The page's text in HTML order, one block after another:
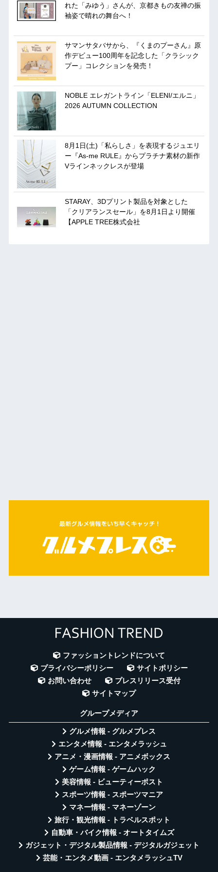
れた「みゆう」さんが、京都きもの友禅の振
袖姿で晴れの舞台へ！
サマンサタバサから、『くまのプーさん』原
作デビュー100周年を記念した「クラシック
プー」コレクションを発売！
NOBLE エレガントライン「ELENI/エルニ」
2026 AUTUMN COLLECTION
8月1日(土)「私らしさ」を表現するジュエリ
ー『As-me RULE』からプラチナ素材の新作
Vラインネックレスが登場
STARAY、3Dプリント製品を対象とした
「クリアランスセール」を8月1日より開催
【APPLE TREE株式会社
ファッショントレンドについて
プライバシーポリシー
サイトポリシー
お問い合わせ
プレスリリース受付
サイトマップ
グループメディア
グルメ情報 - グルメプレス
エンタメ情報 - エンタメラッシュ
アニメ・漫画情報 - アニメボックス
ゲーム情報 - ゲームハック
美容情報 - ビューティーポスト
スポーツ情報 - スポーツマニア
マネー情報 - マネーゾーン
旅行・観光情報 - トラベルスポット
自動車・バイク情報 - オートタイムズ
ガジェット・デジタル製品情報 - デジタルガジェット
芸能・エンタメ動画 - エンタメラッシュTV